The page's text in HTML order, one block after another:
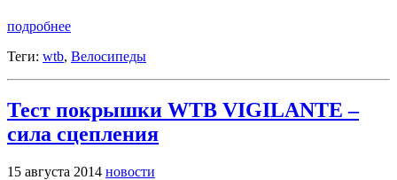
подробнее
Теги: wtb, Велосипеды
Тест покрышки WTB VIGILANTE –
сила сцепления
15 августа 2014 новости